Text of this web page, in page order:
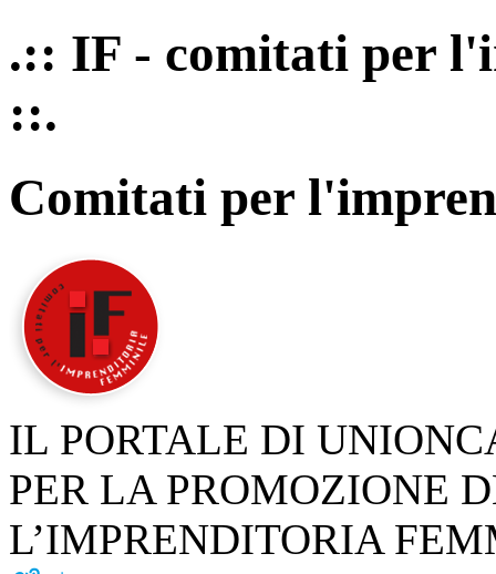
.:: IF - comitati per
::.
Comitati per
IL PORTALE DI
PER LA PROMOZIONE
L’IMPRENDITORIA